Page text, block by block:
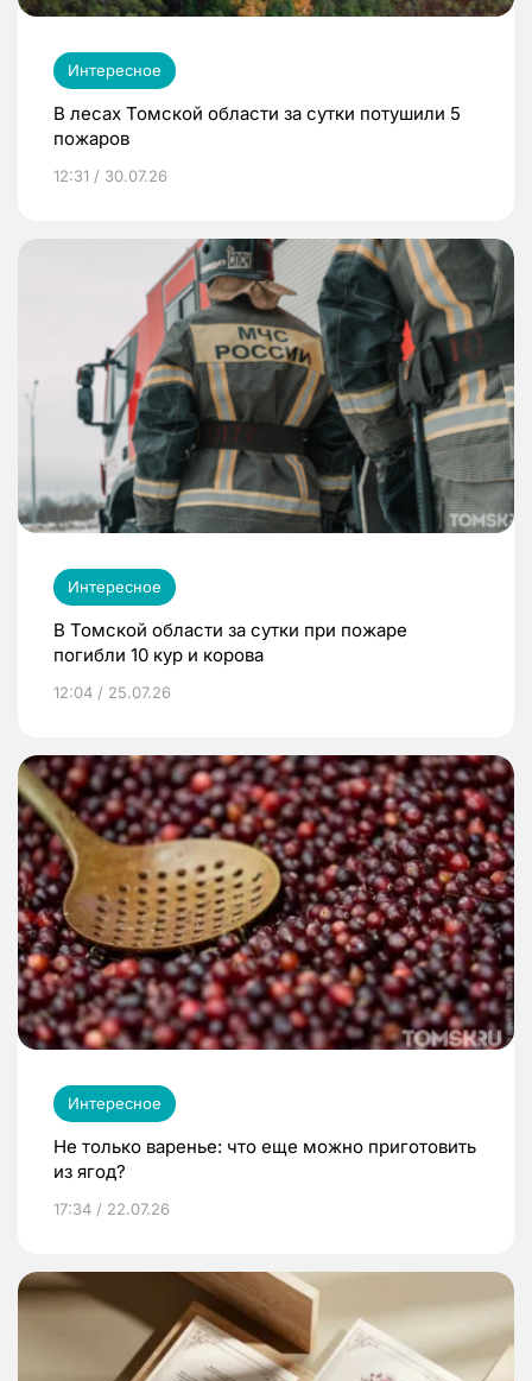
Интересное
В лесах Томской области за сутки потушили 5
пожаров
12:31 / 30.07.26
Интересное
В Томской области за сутки при пожаре
погибли 10 кур и корова
12:04 / 25.07.26
Интересное
Не только варенье: что еще можно приготовить
из ягод?
17:34 / 22.07.26